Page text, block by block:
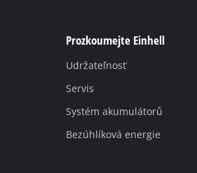
Prozkoumejte Einhell
Udržateľnosť
Servis
Systém akumulátorů
Bezúhlíková energie